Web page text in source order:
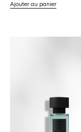
Ajouter au panier